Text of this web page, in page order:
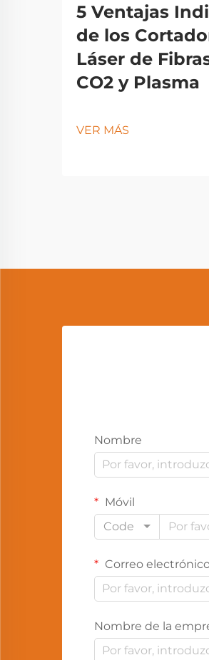
5 Ventajas
de los
Láser de
CO2 y Plasma
VER MÁS
Nombre
Móvil
Code
Correo
Nombre de la